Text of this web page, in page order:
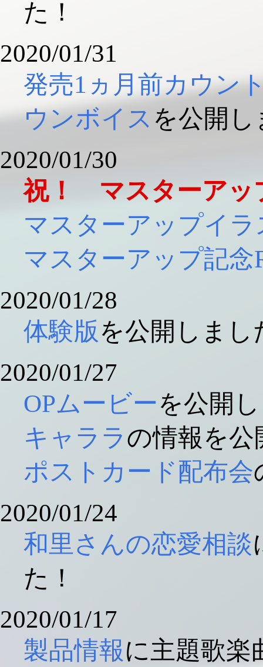
た！
2020/01/31
発売1ヵ月前カウン
ウンボイス を公開
2020/01/30
祝！ マスターアッ
マスターアップイラ
マスターアップ記念
2020/01/28
体験版 を公開しまし
2020/01/27
OPムービーを公開
キャララの情報を
ポストカード配布会
2020/01/24
和里さんの恋愛相談
た！
2020/01/17
製品情報に主題歌